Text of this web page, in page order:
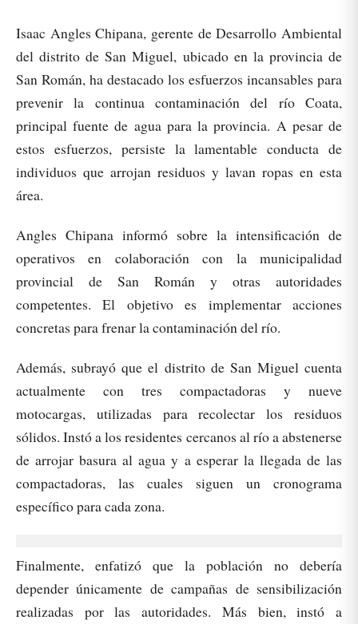
Isaac Angles Chipana, gerente de Desarrollo Ambiental
del distrito de San Miguel, ubicado en la provincia de
San Román, ha destacado los esfuerzos incansables para
prevenir la continua contaminación del río Coata,
principal fuente de agua para la provincia. A pesar de
estos esfuerzos, persiste la lamentable conducta de
individuos que arrojan residuos y lavan ropas en esta
área.
Angles Chipana informó sobre la intensificación de
operativos en colaboración con la municipalidad
provincial de San Román y otras autoridades
competentes. El objetivo es implementar acciones
concretas para frenar la contaminación del río.
Además, subrayó que el distrito de San Miguel cuenta
actualmente con tres compactadoras y nueve
motocargas, utilizadas para recolectar los residuos
sólidos. Instó a los residentes cercanos al río a abstenerse
de arrojar basura al agua y a esperar la llegada de las
compactadoras, las cuales siguen un cronograma
específico para cada zona.
Finalmente, enfatizó que la población no debería
depender únicamente de campañas de sensibilización
realizadas por las autoridades. Más bien, instó a